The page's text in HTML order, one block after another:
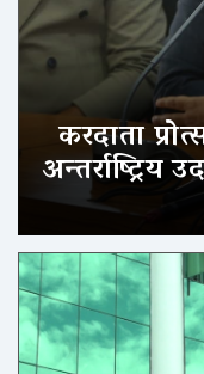
करदाता
अन्तर्राष्ट्रिय